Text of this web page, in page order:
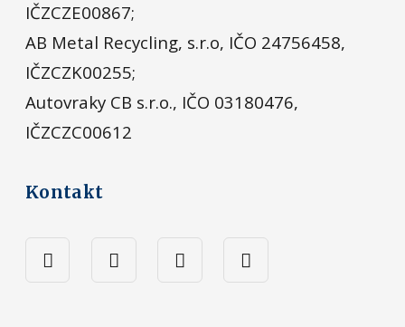
IČZCZE00867;
AB Metal Recycling, s.r.o, IČO 24756458,
IČZCZK00255;
Autovraky CB s.r.o., IČO 03180476,
IČZCZC00612
Kontakt